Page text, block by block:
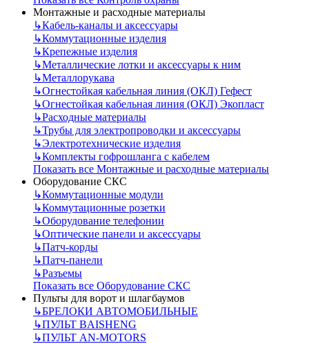
Монтажные и расходные материалы
↳Кабель-каналы и аксессуары
↳Коммутационные изделия
↳Крепежные изделия
↳Металлические лотки и аксессуары к ним
↳Металлорукава
↳Огнестойкая кабельная линия (ОКЛ) Гефест
↳Огнестойкая кабельная линия (ОКЛ) Экопласт
↳Расходные материалы
↳Трубы для электропроводки и аксессуары
↳Электротехнические изделия
↳Комплекты гофрошланга с кабелем
Показать все Монтажные и расходные материалы
Оборудование СКС
↳Коммутационные модули
↳Коммутационные розетки
↳Оборудование телефонии
↳Оптические панели и аксессуары
↳Патч-корды
↳Патч-панели
↳Разъемы
Показать все Оборудование СКС
Пульты для ворот и шлагбаумов
↳БРЕЛОКИ АВТОМОБИЛЬНЫЕ
↳ПУЛЬТ BAISHENG
↳ПУЛЬТ AN-MOTORS